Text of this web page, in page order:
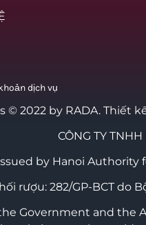
dịch vụ
© 2022 by RADA. Thiết
CÔNG TY
by Hanoi
rượu: 282/GP-BCT do
Government and the